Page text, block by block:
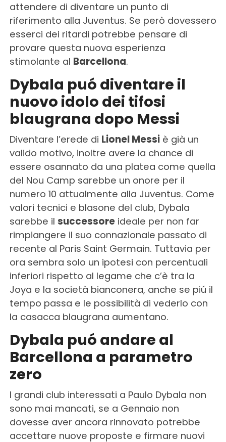
attendere di diventare un punto di
riferimento alla Juventus. Se però dovessero
esserci dei ritardi potrebbe pensare di
provare questa nuova esperienza
stimolante al Barcellona.
Dybala puó diventare il
nuovo idolo dei tifosi
blaugrana dopo Messi
Diventare l’erede di Lionel Messiè già un
valido motivo, inoltre avere la chance di
essere osannato da una platea come quella
del Nou Camp sarebbe un onore per il
numero 10 attualmente alla Juventus. Come
valori tecnici e blasone del club, Dybala
sarebbe il successoreideale per non far
rimpiangere il suo connazionale passato di
recente al Paris Saint Germain. Tuttavia per
ora sembra solo un ipotesi con percentuali
inferiori rispetto al legame che c’è tra la
Joya e la società bianconera, anche se piú il
tempo passa e le possibilità di vederlo con
la casacca blaugrana aumentano.
Dybala puó andare al
Barcellona a parametro
zero
I grandi club interessati a Paulo Dybala non
sono mai mancati, se a Gennaio non
dovesse aver ancora rinnovato potrebbe
accettare nuove proposte e firmare nuovi